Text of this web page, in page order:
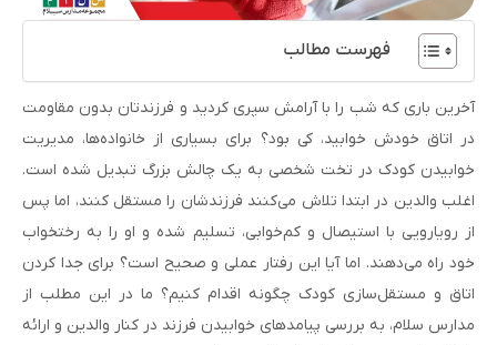
فهرست مطالب
آخرین باری که شب را با آرامش سپری کردید و فرزندتان بدون مقاومت
در اتاق خودش خوابید، کی بود؟ برای بسیاری از خانواده‌ها، مدیریت
خوابیدن کودک در تخت شخصی به یک چالش بزرگ تبدیل شده است.
اغلب والدین در ابتدا تلاش می‌کنند فرزندشان را مستقل کنند، اما پس
از رویارویی با استیصال و کم‌خوابی، تسلیم شده و او را به رختخواب
خود راه می‌دهند. اما آیا این رفتار عملی و صحیح است؟ برای جدا کردن
اتاق و مستقل‌سازی کودک چگونه اقدام کنیم؟ ما در این مطلب از
مدارس سلام، به بررسی پیامدهای خوابیدن فرزند در کنار والدین و ارائه